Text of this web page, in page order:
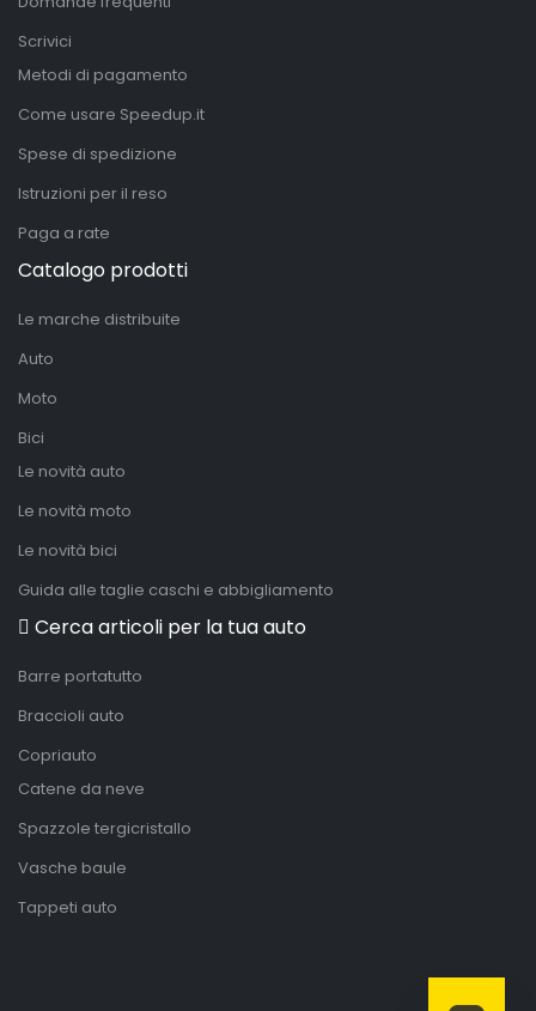
Scrivici
Metodi di pagamento
Come usare Speedup.it
Spese di spedizione
Istruzioni per il reso
Paga a rate
Catalogo prodotti
Le marche distribuite
Auto
Moto
Bici
Le novità auto
Le novità moto
Le novità bici
Guida alle taglie caschi e abbigliamento
Cerca articoli per la tua auto
Barre portatutto
Braccioli auto
Copriauto
Catene da neve
Spazzole tergicristallo
Vasche baule
Tappeti auto